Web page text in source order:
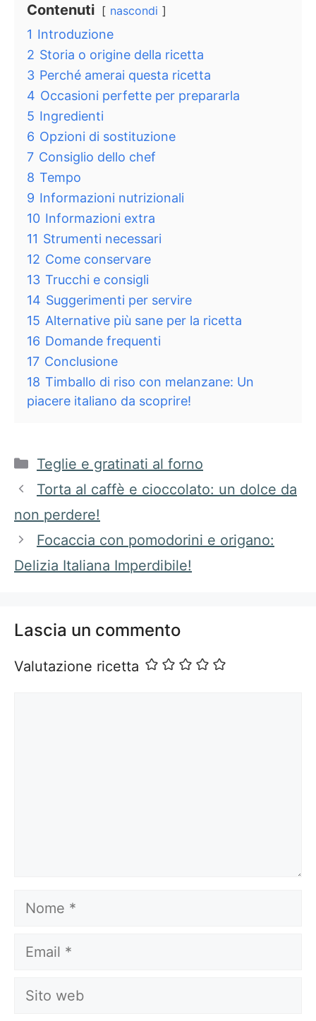
Contenuti nascondi
1 Introduzione
2 Storia o origine della ricetta
3 Perché amerai questa ricetta
4 Occasioni perfette per prepararla
5 Ingredienti
6 Opzioni di sostituzione
7 Consiglio dello chef
8 Tempo
9 Informazioni nutrizionali
10 Informazioni extra
11 Strumenti necessari
12 Come conservare
13 Trucchi e consigli
14 Suggerimenti per servire
15 Alternative più sane per la ricetta
16 Domande frequenti
17 Conclusione
18 Timballo di riso con melanzane: Un
piacere italiano da scoprire!
Categorie
Teglie e gratinati al forno
Torta al caffè e cioccolato: un dolce da
non perdere!
Focaccia con pomodorini e origano:
Delizia Italiana Imperdibile!
Lascia un commento
Valutazione ricetta
Nome
Email
Sito